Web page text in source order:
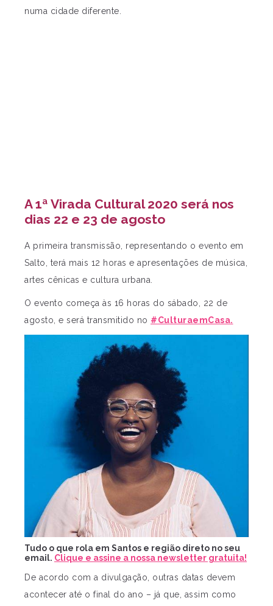
numa cidade diferente.
A 1ª Virada Cultural 2020 será nos
dias 22 e 23 de agosto
A primeira transmissão, representando o evento em
Salto, terá mais 12 horas e apresentações de música,
artes cênicas e cultura urbana.
O evento começa às 16 horas do sábado, 22 de
agosto, e será transmitido no #CulturaemCasa.
Tudo o que rola em Santos e região direto no seu
email. Clique e assine a nossa newsletter gratuita!
De acordo com a divulgação, outras datas devem
acontecer até o final do ano – já que, assim como